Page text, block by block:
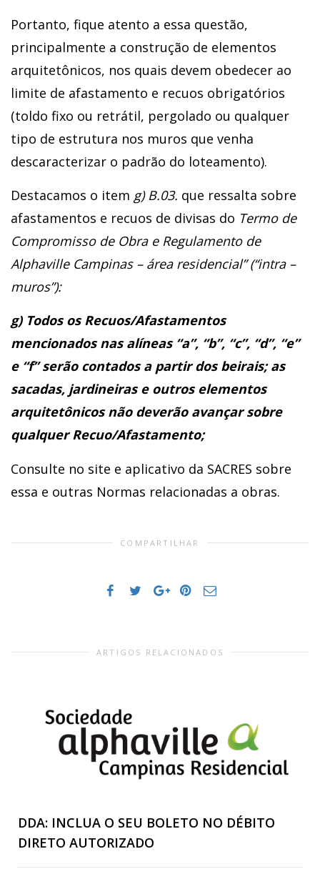
Portanto, fique atento a essa questão,
principalmente a construção de elementos
arquitetônicos, nos quais devem obedecer ao
limite de afastamento e recuos obrigatórios
(toldo fixo ou retrátil, pergolado ou qualquer
tipo de estrutura nos muros que venha
descaracterizar o padrão do loteamento).
Destacamos o item g) B.03. que ressalta sobre
afastamentos e recuos de divisas do Termo de
Compromisso de Obra e Regulamento de
Alphaville Campinas – área residencial” (“intra –
muros”):
g) Todos os Recuos/Afastamentos
mencionados nas alíneas “a”, “b”, “c”, “d”, “e”
e “f” serão contados a partir dos beirais; as
sacadas, jardineiras e outros elementos
arquitetônicos não deverão avançar sobre
qualquer Recuo/Afastamento;
Consulte no site e aplicativo da SACRES sobre
essa e outras Normas relacionadas a obras.
COMPARTILHAR
ARTIGOS RELACIONADOS
DDA: INCLUA O SEU BOLETO NO DÉBITO
DIRETO AUTORIZADO